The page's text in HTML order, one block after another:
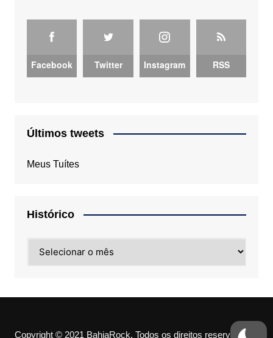
Facebook Twitter Instagram RSS
Últimos tweets
Meus Tuítes
Histórico
Copyright © 2021 BahiaRock. Todos os direitos reservados.